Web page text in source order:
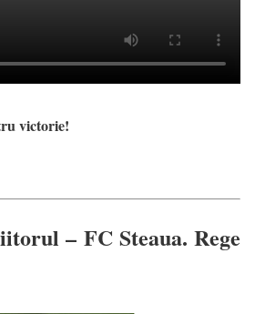
victorie!
– FC Steaua. Rege